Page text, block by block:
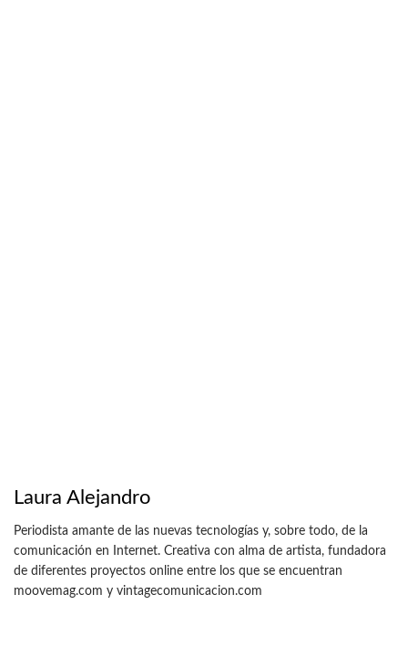
Laura Alejandro
Periodista amante de las nuevas tecnologías y, sobre todo, de la
comunicación en Internet. Creativa con alma de artista, fundadora
de diferentes proyectos online entre los que se encuentran
moovemag.com y vintagecomunicacion.com